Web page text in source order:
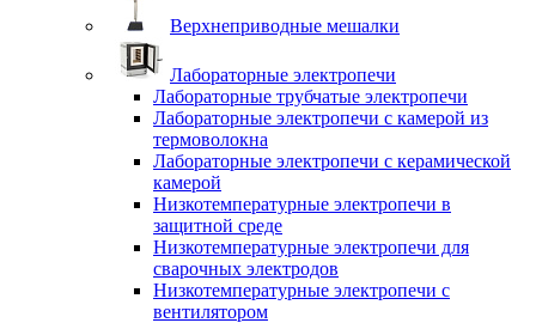
Верхнеприводные мешалки
Лабораторные электропечи
Лабораторные трубчатые электропечи
Лабораторные электропечи с камерой из
термоволокна
Лабораторные электропечи с керамической
камерой
Низкотемпературные электропечи в
защитной среде
Низкотемпературные электропечи для
cварочных электродов
Низкотемпературные электропечи с
вентилятором